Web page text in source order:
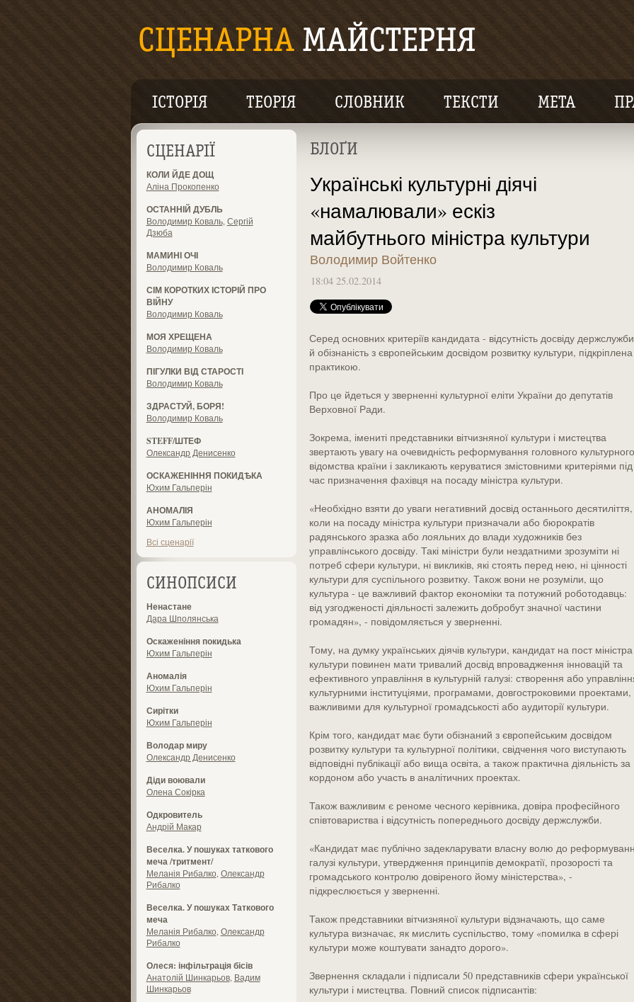
ІСТОРІЯ ТЕОРІЯ СЛОВНИК ТЕКСТИ МЕТА
СЦЕНАРІЇ
КОЛИ ЙДЕ ДОЩ
Аліна Прокопенко
ОСТАННІЙ ДУБЛЬ
Володимир Коваль, Сергій
Дзюба
МАМИНІ ОЧІ
Володимир Коваль
СІМ КОРОТКИХ ІСТОРІЙ ПРО
ВІЙНУ
Володимир Коваль
МОЯ ХРЕЩЕНА
Володимир Коваль
ПІГУЛКИ ВІД СТАРОСТІ
Володимир Коваль
ЗДРАСТУЙ, БОРЯ!
Володимир Коваль
STEFF/ШТЕФ
Олександр Денисенко
ОСКАЖЕНІННЯ ПОКИДѢКА
Юхим Гальперін
АНОМАЛІЯ
Юхим Гальперін
Всі сценарії
СИНОПСИСИ
Ненастане
Дара Шполянська
Оскаженіння покидька
Юхим Гальперін
Аномалія
Юхим Гальперін
Сирітки
Юхим Гальперін
Володар миру
Олександр Денисенко
Діди воювали
Олена Сокірка
Одкровитель
Андрій Макар
Веселка. У пошуках таткового
меча /тритмент/
Меланія Рибалко Олександр
Рибалко
Веселка. У пошуках Таткового
меча
Меланія Рибалко Олександр
Рибалко
Олеся: інфільтрація бісів
Анатолій Шинкарьов, Вадим
Шинкарьов
БЛОҐИ
Українські культурні діячі
«намалювали» ескіз
майбутнього міністра культури
Володимир Войтенко
18:04 25.02.2014
Серед основних критеріїв кандидата - відсутність досвіду держслужби
й обізнаність з європейським досвідом розвитку культури, підкріплена
практикою.
Про це йдеться у зверненні культурної еліти України до депутатів
Верховної Ради.
Зокрема, імениті представники вітчизняної культури і мистецтва
звертають увагу на очевидність реформування головного культурного
відомства країни і закликають керуватися змістовними критеріями під
час призначення фахівця на посаду міністра культури.
«Необхідно взяти до уваги негативний досвід останнього десятиліття,
коли на посаду міністра культури призначали або бюрократів
радянського зразка або лояльних до влади художників без
управлінського досвіду. Такі міністри були нездатними зрозуміти ні
потреб сфери культури, ні викликів, які стоять перед нею, ні цінності
культури для суспільного розвитку. Також вони не розуміли, що
культура - це важливий фактор економіки та потужний роботодавць:
від узгодженості діяльності залежить добробут значної частини
громадян», - повідомляється у зверненні.
Тому, на думку українських діячів культури, кандидат на пост міністра
культури повинен мати тривалий досвід впровадження інновацій та
ефективного управління в культурній галузі: створення або
культурними інституціями, програмами, довгостроковими проектами,
важливими для культурної громадськості або аудиторії культури.
Крім того, кандидат має бути обізнаний з європейським досвідом
розвитку культури та культурної політики, свідчення чого виступають
відповідні публікації або вища освіта, а також практична діяльність за
кордоном або участь в аналітичних проектах.
Також важливим є реноме чесного керівника, довіра професійного
співтовариства і відсутність попереднього досвіду держслужби.
«Кандидат має публічно задекларувати власну волю до
галузі культури, утвердження принципів демократії, прозорості та
громадського контролю довіреного йому міністерства», -
підкреслюється у зверненні.
Також представники вітчизняної культури відзначають, що саме
культура визначає, як мислить суспільство, тому «помилка в сфері
культури може коштувати занадто дорого».
Звернення складали і підписали 50 представників сфери української
культури і мистецтва. Повний список підписантів: